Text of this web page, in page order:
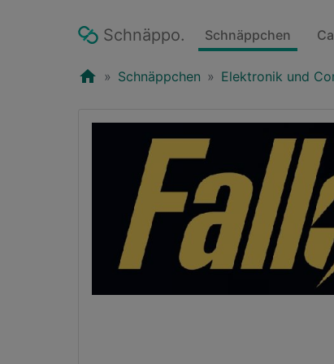
Schnäppo. Schnäppchen
home Schnäppchen Elektronik und